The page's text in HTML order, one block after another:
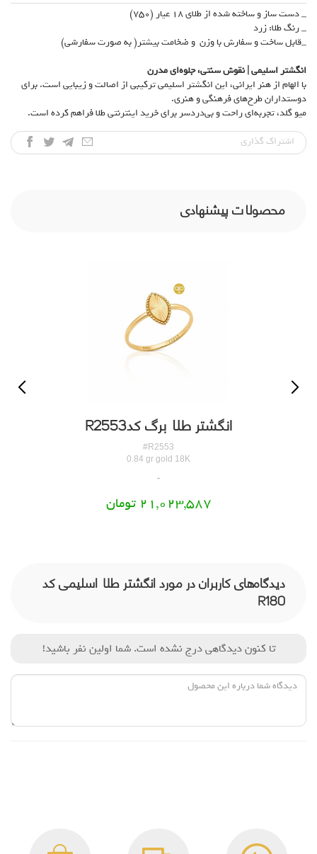
_ دست ساز و ساخته شده از طلای 18 عیار (750)
_ رنگ طلا: زرد
_قابل ساخت و سفارش با وزن و ضخامت بیشتر( به صورت سفارشی)
انگشتر اسلیمی | نقوش سنتی، جلوه‌ای مدرن
با الهام از هنر ایرانی، این انگشتر اسلیمی ترکیبی از اصالت و زیبایی است. برای
دوستداران طرح‌های فرهنگی و هنری.
میو گلد، تجربه‌ای راحت و بی‌دردسر برای خرید اینترنتی طلا فراهم کرده است.
اشتراک‌ گذاری
محصولات پیشنهادی
انگشتر طلا برگ کدR2553
#R2553
0.84 gr gold 18K
21,023,587 تومان
دیدگاه‌های کاربران در مورد انگشتر طلا اسلیمی کد
R180
تا کنون دیدگاهی درج نشده است. شما اولین نفر باشید!